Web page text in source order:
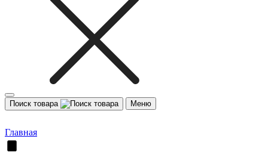
Поиск товара Меню
Главная